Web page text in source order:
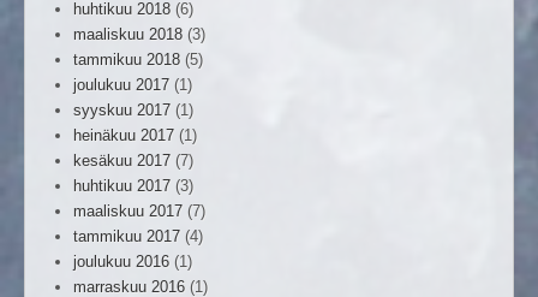
huhtikuu 2018 (6)
maaliskuu 2018 (3)
tammikuu 2018 (5)
joulukuu 2017 (1)
syyskuu 2017 (1)
heinäkuu 2017 (1)
kesäkuu 2017 (7)
huhtikuu 2017 (3)
maaliskuu 2017 (7)
tammikuu 2017 (4)
joulukuu 2016 (1)
marraskuu 2016 (1)